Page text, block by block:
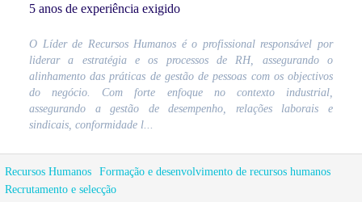
5 anos de experiência exigido
O Líder de Recursos Humanos é o profissional responsável por
liderar a estratégia e os processos de RH, assegurando o
alinhamento das práticas de gestão de pessoas com os objectivos
do negócio. Com forte enfoque no contexto industrial,
assegurando a gestão de desempenho, relações laborais e
sindicais, conformidade l...
Recursos Humanos
Formação e desenvolvimento de recursos humanos
Recrutamento e selecção